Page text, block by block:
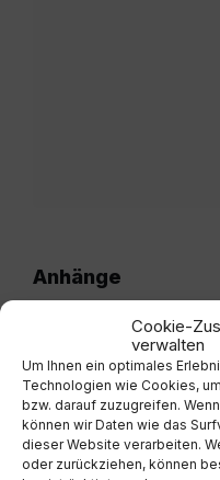
Cookie-
verwalten
Um Ihnen ein optimales
Technologien wie Cookies,
bzw. darauf zuzugreifen.
können wir Daten wie das
dieser Website verarbeiten.
oder zurückziehen, können
Anhänge